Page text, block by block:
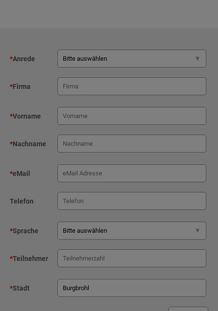
*Anrede
*Firma
*Vorname
*Nachname
*eMail
Telefon
*Sprache
*Teilnehmer
*Stadt